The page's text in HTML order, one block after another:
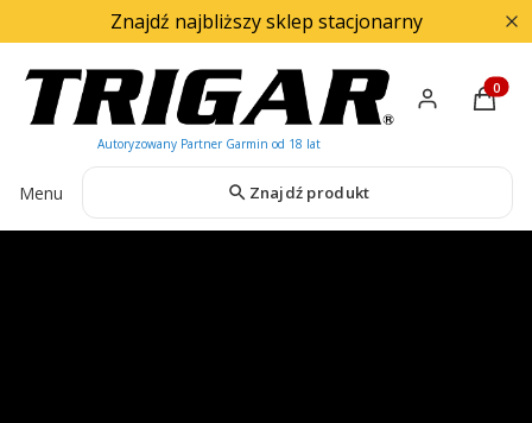
Znajdź najbliższy sklep stacjonarny
Menu Znajdź produkt